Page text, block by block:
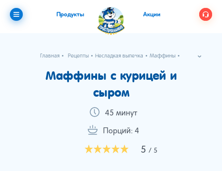
Продукты Акции
Главная Рецепты Несладкая выпечка
Маффины
Маффины с курицей и
сыром
45 минут
Порций: 4
5 / 5